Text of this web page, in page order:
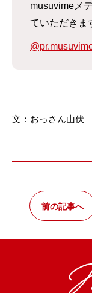
musuvimeメ
ていただきま
文：おっさん山伏
前の記事へ